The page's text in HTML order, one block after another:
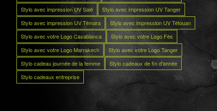
Stylo avec impression UV Salé
Stylo avec impression UV Tanger
Stylo avec impression UV Témara
Stylo avec impression UV Tétouan
Stylo avec votre Logo Casablanca
Stylo avec votre Logo Fès
Stylo avec votre Logo Marrakech
Stylo avec votre Logo Tanger
Stylo cadeau journée de la femme
Stylo cadeaux de fin d’année
Stylo cadeaux entreprise